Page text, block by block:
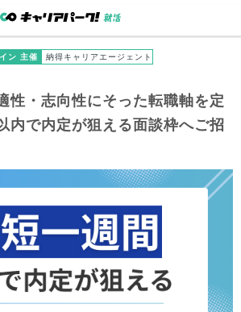
ン 主催 納得キャリアエージェント
性・志向性にそった転職軸を定
内で内定が狙える面談枠へご招